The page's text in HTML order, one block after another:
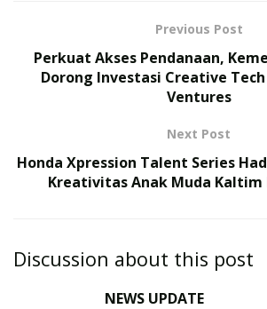
Previous Post
Perkuat Akses Pendanaan,
Dorong Investasi Creative
Ventures
Next Post
Honda Xpression Talent Series
Kreativitas Anak Muda Kaltim
Discussion about this post
NEWS UPDATE